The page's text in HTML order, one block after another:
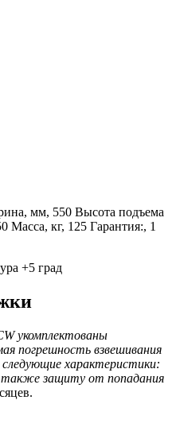
мм, 550 Высота подъема
кг, 125 Гарантия:, 1
+5 град
укомплектованы
погрешность взвешивания
характеристики:
также защиту от попадания